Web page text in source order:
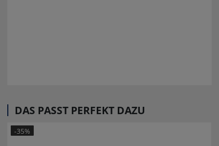
DAS PASST PERFEKT DAZU
-35%